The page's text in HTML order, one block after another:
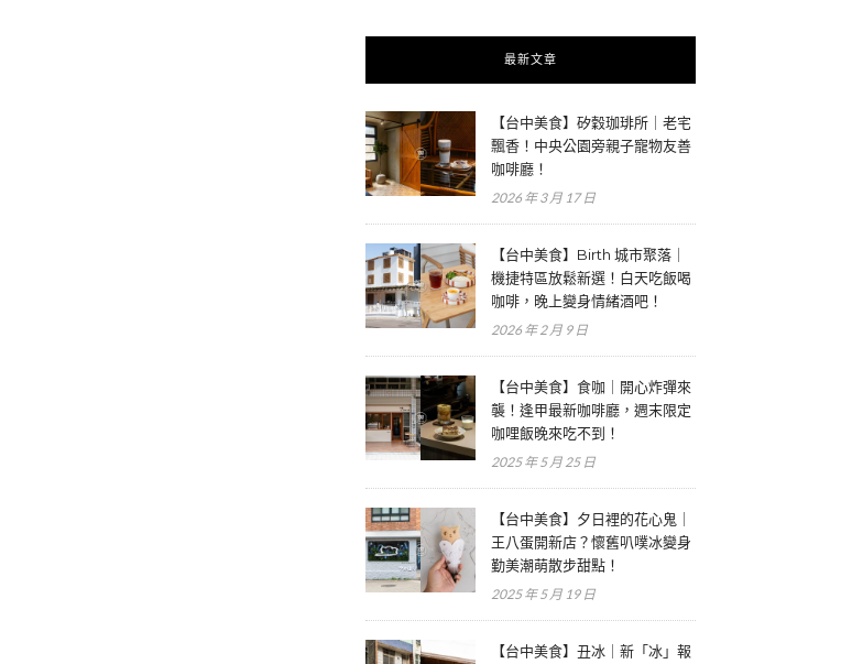
最新文章
【台中美食】矽穀珈琲所｜老宅
飄香！中央公園旁親子寵物友善
咖啡廳！
2026 年 3 月 17 日
【台中美食】Birth 城市聚落｜
機捷特區放鬆新選！白天吃飯喝
咖啡，晚上變身情緒酒吧！
2026 年 2 月 9 日
【台中美食】食咖｜開心炸彈來
襲！逢甲最新咖啡廳，週末限定
咖哩飯晚來吃不到！
2025 年 5 月 25 日
【台中美食】夕日裡的花心鬼｜
王八蛋開新店？懷舊叭噗冰變身
勤美潮萌散步甜點！
2025 年 5 月 19 日
【台中美食】丑冰｜新「冰」報